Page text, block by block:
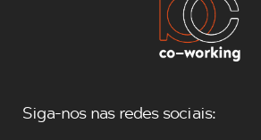
Siga-nos nas redes sociais: